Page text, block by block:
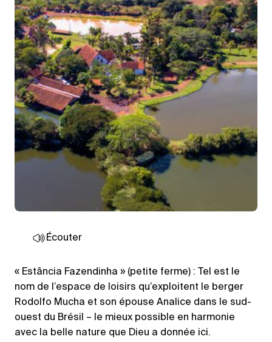
Écouter
« Estância Fazendinha » (petite ferme) : Tel est le
nom de l’espace de loisirs qu’exploitent le berger
Rodolfo Mucha et son épouse Analice dans le sud-
ouest du Brésil – le mieux possible en harmonie
avec la belle nature que Dieu a donnée ici.